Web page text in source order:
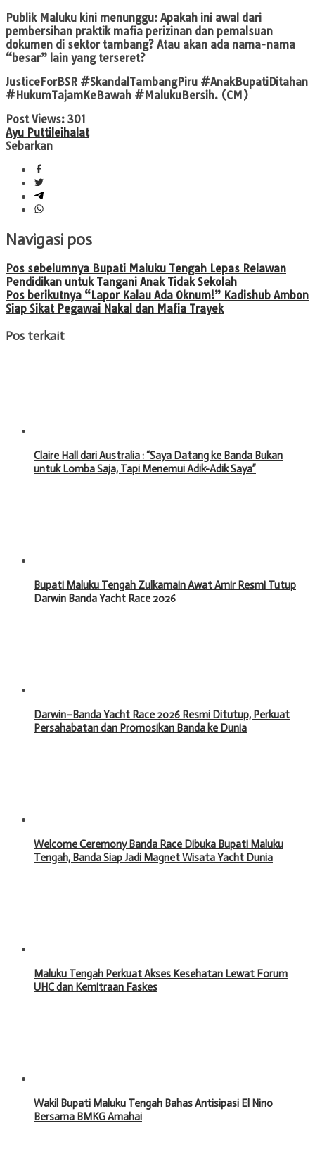
Publik Maluku kini menunggu: Apakah ini awal dari
pembersihan praktik mafia perizinan dan pemalsuan
dokumen di sektor tambang? Atau akan ada nama-nama
“besar” lain yang terseret?
JusticeForBSR #SkandalTambangPiru #AnakBupatiDitahan
#HukumTajamKeBawah #MalukuBersih. (CM)
Post Views: 301
Ayu Puttileihalat
Sebarkan
Navigasi pos
Pos sebelumnya Bupati Maluku Tengah Lepas Relawan
Pendidikan untuk Tangani Anak Tidak Sekolah
Pos berikutnya “Lapor Kalau Ada Oknum!” Kadishub Ambon
Siap Sikat Pegawai Nakal dan Mafia Trayek
Pos terkait
Claire Hall dari Australia : “Saya Datang ke Banda Bukan
untuk Lomba Saja, Tapi Menemui Adik-Adik Saya”
Bupati Maluku Tengah Zulkarnain Awat Amir Resmi Tutup
Darwin Banda Yacht Race 2026
Darwin–Banda Yacht Race 2026 Resmi Ditutup, Perkuat
Persahabatan dan Promosikan Banda ke Dunia
Welcome Ceremony Banda Race Dibuka Bupati Maluku
Tengah, Banda Siap Jadi Magnet Wisata Yacht Dunia
Maluku Tengah Perkuat Akses Kesehatan Lewat Forum
UHC dan Kemitraan Faskes
Wakil Bupati Maluku Tengah Bahas Antisipasi El Nino
Bersama BMKG Amahai